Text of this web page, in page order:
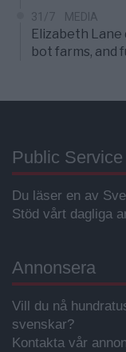
31/7 MEDIA
Elizabeth
bot farms, and
Public
Du läser en av
Stöd vårt dagliga
Annonsera
Vill du nå
svenskar?
Kontakta vår